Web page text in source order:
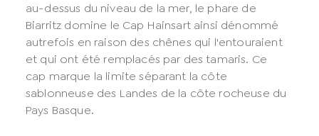
au-dessus du niveau de la mer, le phare de
Biarritz domine le Cap Hainsart ainsi dénommé
autrefois en raison des chênes qui l'entouraient
et qui ont été remplacés par des tamaris. Ce
cap marque la limite séparant la côte
sablonneuse des Landes de la côte rocheuse du
Pays Basque.